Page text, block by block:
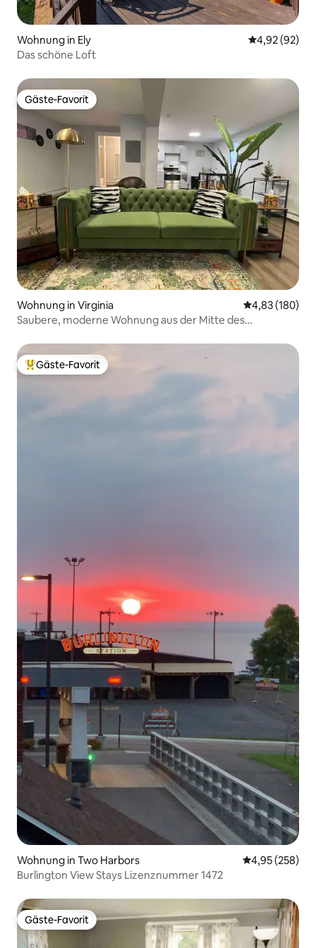
Wohnung in Ely
4,92 (92)
Das schöne Loft
Gäste-Favorit
Gäste-Favorit
Wohnung in Virginia
4,83 (180)
Saubere, moderne Wohnung aus der Mitte des
Beliebter Gäste-Favorit.
Gäste-Favorit
Wohnung in Two Harbors
4,95 (258)
Burlington View Stays Lizenznummer 1472
Gäste-Favorit
Gäste-Favorit